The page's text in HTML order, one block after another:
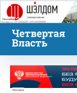
Реклама
Реклама